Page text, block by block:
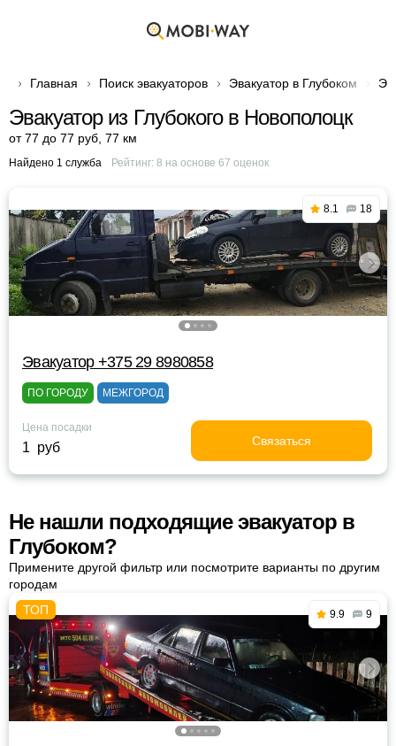
Главная Поиск эвакуаторов Эвакуатор в Глубоком
Эвакуатор из Глубокого в Новополоцк
от 77 до 77 руб 77 км
Найдено 1 служба Рейтинг: 8 на основе 67 оценок
8.1 18
Эвакуатор +375 29 8980858
ПО ГОРОДУ МЕЖГОРОД
Цена посадки
1 руб Связаться
Не нашли подходящие эвакуатор в
Глубоком?
Примените другой фильтр или посмотрите варианты по другим
городам
9.9 9